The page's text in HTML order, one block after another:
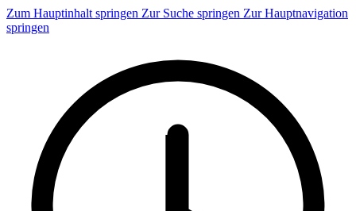
Zum Hauptinhalt springen Zur Suche springen Zur Hauptnavigation
springen